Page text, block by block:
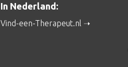
In Nederland:
Vind-een-Therapeut.nl